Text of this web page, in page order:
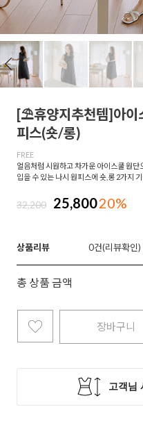
[⛱️휴양지추천템]아이
피스(숏/롱)
FREE
얼음처럼 시원하고 차가운 아이스쿨 원
입을 수 있는 나시 원피스에 숏,롱 2가지
32,200 25,80020%
상품리뷰 0
총 상품 금액
장바구니